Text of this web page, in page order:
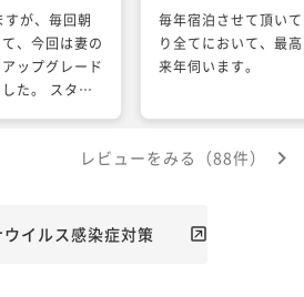
が、毎回朝
、今回は妻の
ップグレード
た。 スタッ
毎年宿泊させて頂い
り全てにおいて、最
来年伺います️️。
レビューをみる（88件）
イルス感染症対策